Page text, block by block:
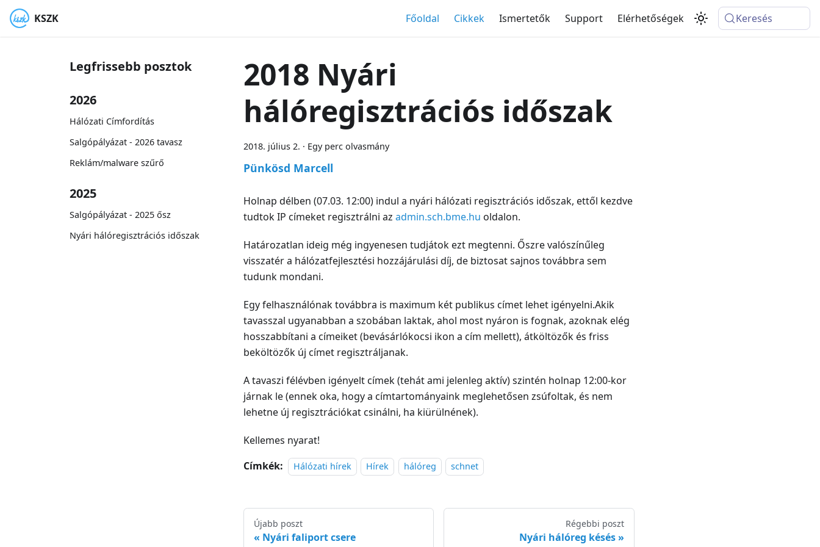
KSZK Főoldal Cikkek Ismertetők Support Elérhetőségek Keresés
Legfrissebb posztok
2026
Hálózati Címfordítás
Salgópályázat - 2026 tavasz
Reklám/malware szűrő
2025
Salgópályázat - 2025 ősz
Nyári hálóregisztrációs időszak
2018 Nyári
hálóregisztrációs időszak
2018. július 2. · Egy perc olvasmány
Pünkösd Marcell
Holnap délben (07.03. 12:00) indul a nyári hálózati regisztrációs időszak, ettől kezdve
tudtok IP címeket regisztrálni az admin.sch.bme.hu oldalon.
Határozatlan ideig még ingyenesen tudjátok ezt megtenni. Őszre valószínűleg
visszatér a hálózatfejlesztési hozzájárulási díj, de biztosat sajnos továbbra sem
tudunk mondani.
Egy felhasználónak továbbra is maximum két publikus címet lehet igényelni.Akik
tavasszal ugyanabban a szobában laktak, ahol most nyáron is fognak, azoknak elég
hosszabbítani a címeiket (bevásárlókocsi ikon a cím mellett), átköltözők és friss
beköltözők új címet regisztráljanak.
A tavaszi félévben igényelt címek (tehát ami jelenleg aktív) szintén holnap 12:00-kor
járnak le (ennek oka, hogy a címtartományaink meglehetősen zsúfoltak, és nem
lehetne új regisztrációkat csinálni, ha kiürülnének).
Kellemes nyarat!
Címkék:
Hálózati hírek Hírek hálóreg schnet
Újabb poszt
Nyári faliport csere
Régebbi poszt
Nyári hálóreg késés